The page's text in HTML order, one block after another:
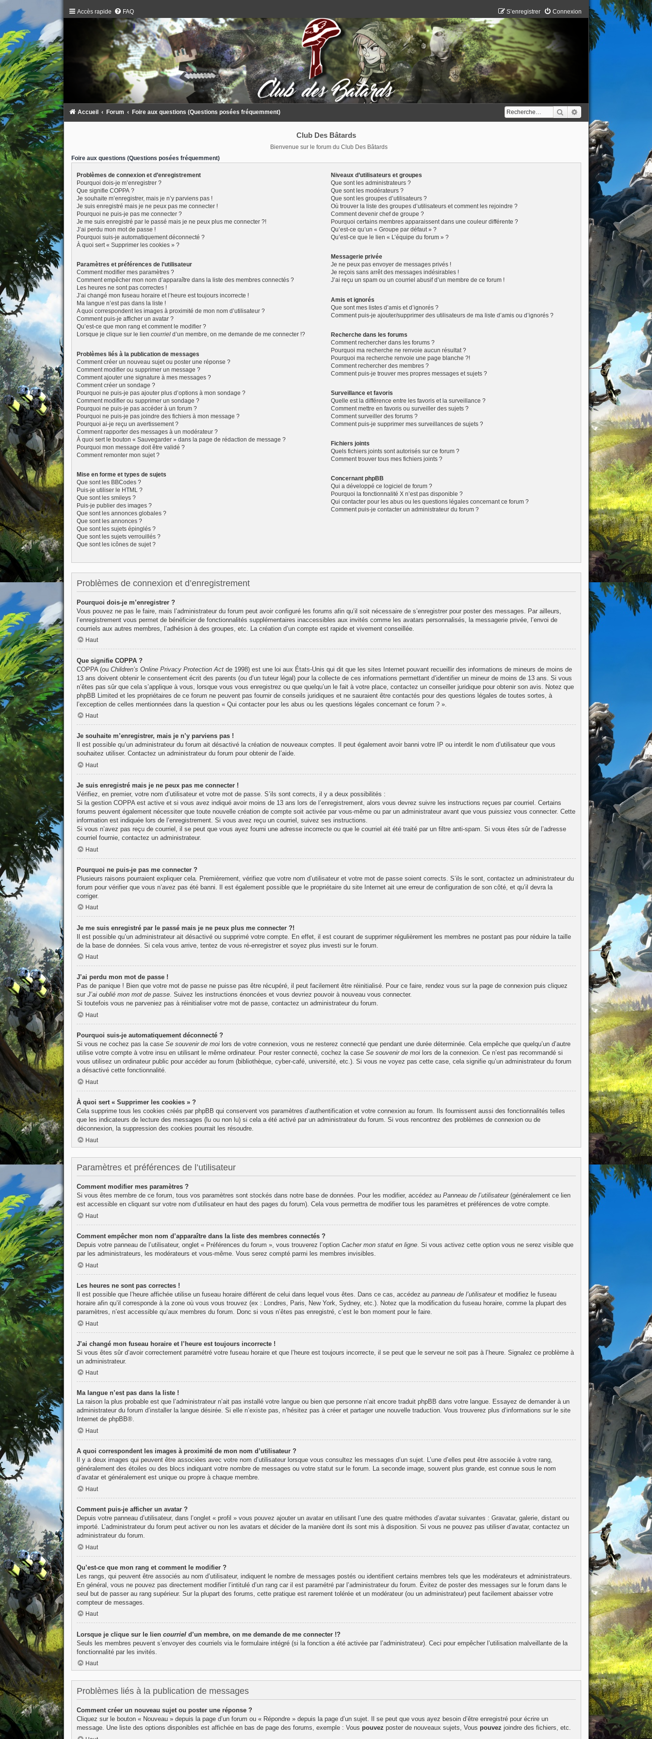
Accès rapide FAQ Connexion
S’enregistrer
Rechercher
Accueil Forum Foire aux questions (Questions posées fréquemment)
Club Des Bâtards
Bienvenue sur le forum du Club Des Bâtards
Foire aux questions (Questions posées fréquemment)
Problèmes de connexion et d’enregistrement
Pourquoi dois-je m’enregistrer ?
Que signifie COPPA ?
Je souhaite m’enregistrer, mais je n’y parviens pas !
Je suis enregistré mais je ne peux pas me connecter !
Pourquoi ne puis-je pas me connecter ?
Je me suis enregistré par le passé mais je ne peux plus me connecter ?!
J’ai perdu mon mot de passe !
Pourquoi suis-je automatiquement déconnecté ?
À quoi sert « Supprimer les cookies » ?
Paramètres et préférences de l’utilisateur
Comment modifier mes paramètres ?
Comment empêcher mon nom d’apparaître dans la liste des membres connectés ?
Les heures ne sont pas correctes !
J’ai changé mon fuseau horaire et l’heure est toujours incorrecte !
Ma langue n’est pas dans la liste !
A quoi correspondent les images à proximité de mon nom d’utilisateur ?
Comment puis-je afficher un avatar ?
Qu’est-ce que mon rang et comment le modifier ?
Lorsque je clique sur le lien courrield’un membre, on me demande de me connecter !?
Problèmes liés à la publication de messages
Comment créer un nouveau sujet ou poster une réponse ?
Comment modifier ou supprimer un message ?
Comment ajouter une signature à mes messages ?
Comment créer un sondage ?
Pourquoi ne puis-je pas ajouter plus d’options à mon sondage ?
Comment modifier ou supprimer un sondage ?
Pourquoi ne puis-je pas accéder à un forum ?
Pourquoi ne puis-je pas joindre des fichiers à mon message ?
Pourquoi ai-je reçu un avertissement ?
Comment rapporter des messages à un modérateur ?
À quoi sert le bouton « Sauvegarder » dans la page de rédaction de message ?
Pourquoi mon message doit être validé ?
Comment remonter mon sujet ?
Mise en forme et types de sujets
Que sont les BBCodes ?
Puis-je utiliser le HTML ?
Que sont les smileys ?
Puis-je publier des images ?
Que sont les annonces globales ?
Que sont les annonces ?
Que sont les sujets épinglés ?
Que sont les sujets verrouillés ?
Que sont les icônes de sujet ?
Niveaux d’utilisateurs et groupes
Que sont les administrateurs ?
Que sont les modérateurs ?
Que sont les groupes d’utilisateurs ?
Où trouver la liste des groupes d’utilisateurs et comment les rejoindre ?
Comment devenir chef de groupe ?
Pourquoi certains membres apparaissent dans une couleur différente ?
Qu’est-ce qu’un « Groupe par défaut » ?
Qu’est-ce que le lien « L’équipe du forum » ?
Messagerie privée
Je ne peux pas envoyer de messages privés !
Je reçois sans arrêt des messages indésirables !
J’ai reçu un spam ou un courriel abusif d’un membre de ce forum !
Amis et ignorés
Que sont mes listes d’amis et d’ignorés ?
Comment puis-je ajouter/supprimer des utilisateurs de ma liste d’amis ou d’ignorés ?
Recherche dans les forums
Comment rechercher dans les forums ?
Pourquoi ma recherche ne renvoie aucun résultat ?
Pourquoi ma recherche renvoie une page blanche ?!
Comment rechercher des membres ?
Comment puis-je trouver mes propres messages et sujets ?
Surveillance et favoris
Quelle est la différence entre les favoris et la surveillance ?
Comment mettre en favoris ou surveiller des sujets ?
Comment surveiller des forums ?
Comment puis-je supprimer mes surveillances de sujets ?
Fichiers joints
Quels fichiers joints sont autorisés sur ce forum ?
Comment trouver tous mes fichiers joints ?
Concernant phpBB
Qui a développé ce logiciel de forum ?
Pourquoi la fonctionnalité X n’est pas disponible ?
Qui contacter pour les abus ou les questions légales concernant ce forum ?
Comment puis-je contacter un administrateur du forum ?
Problèmes de connexion et d’enregistrement
Pourquoi dois-je m’enregistrer ?
Vous pouvez ne pas le faire, mais l’administrateur du forum peut avoir configuré les forums afin qu’il soit nécessaire de s’enregistrer pour poster des messages. Par ailleurs,
l’enregistrement vous permet de bénéficier de fonctionnalités supplémentaires inaccessibles aux invités comme les avatars personnalisés, la messagerie privée, l’envoi de
courriels aux autres membres, l’adhésion à des groupes, etc. La création d’un compte est rapide et vivement conseillée.
Haut
Que signifie COPPA ?
COPPA (ou Children’s Online Privacy Protection Actde 1998) est une loi aux États-Unis qui dit que les sites Internet pouvant recueillir des informations de mineurs de moins de
13 ans doivent obtenir le consentement écrit des parents (ou d’un tuteur légal) pour la collecte de ces informations permettant d’identifier un mineur de moins de 13 ans. Si vous
n’êtes pas sûr que cela s’applique à vous, lorsque vous vous enregistrez ou que quelqu’un le fait à votre place, contactez un conseiller juridique pour obtenir son avis. Notez que
phpBB Limited et les propriétaires de ce forum ne peuvent pas fournir de conseils juridiques et ne sauraient être contactés pour des questions légales de toutes sortes, à
l’exception de celles mentionnées dans la question « Qui contacter pour les abus ou les questions légales concernant ce forum ? ».
Haut
Je souhaite m’enregistrer, mais je n’y parviens pas !
Il est possible qu’un administrateur du forum ait désactivé la création de nouveaux comptes. Il peut également avoir banni votre IP ou interdit le nom d’utilisateur que vous
souhaitez utiliser. Contactez un administrateur du forum pour obtenir de l’aide.
Haut
Je suis enregistré mais je ne peux pas me connecter !
Vérifiez, en premier, votre nom d’utilisateur et votre mot de passe. S’ils sont corrects, il y a deux possibilités :
Si la gestion COPPA est active et si vous avez indiqué avoir moins de 13 ans lors de l’enregistrement, alors vous devrez suivre les instructions reçues par courriel. Certains
forums peuvent également nécessiter que toute nouvelle création de compte soit activée par vous-même ou par un administrateur avant que vous puissiez vous connecter. Cette
information est indiquée lors de l’enregistrement. Si vous avez reçu un courriel, suivez ses instructions.
Si vous n’avez pas reçu de courriel, il se peut que vous ayez fourni une adresse incorrecte ou que le courriel ait été traité par un filtre anti-spam. Si vous êtes sûr de l’adresse
courriel fournie, contactez un administrateur.
Haut
Pourquoi ne puis-je pas me connecter ?
Plusieurs raisons pourraient expliquer cela. Premièrement, vérifiez que votre nom d’utilisateur et votre mot de passe soient corrects. S’ils le sont, contactez un administrateur du
forum pour vérifier que vous n’avez pas été banni. Il est également possible que le propriétaire du site Internet ait une erreur de configuration de son côté, et qu’il devra la
corriger.
Haut
Je me suis enregistré par le passé mais je ne peux plus me connecter ?!
Il est possible qu’un administrateur ait désactivé ou supprimé votre compte. En effet, il est courant de supprimer régulièrement les membres ne postant pas pour réduire la taille
de la base de données. Si cela vous arrive, tentez de vous ré-enregistrer et soyez plus investi sur le forum.
Haut
J’ai perdu mon mot de passe !
Pas de panique ! Bien que votre mot de passe ne puisse pas être récupéré, il peut facilement être réinitialisé. Pour ce faire, rendez vous sur la page de connexion puis cliquez
sur J’ai oublié mon mot de passe. Suivez les instructions énoncées et vous devriez pouvoir à nouveau vous connecter.
Si toutefois vous ne parveniez pas à réinitialiser votre mot de passe, contactez un administrateur du forum.
Haut
Pourquoi suis-je automatiquement déconnecté ?
Si vous ne cochez pas la case Se souvenir de moilors de votre connexion, vous ne resterez connecté que pendant une durée déterminée. Cela empêche que quelqu’un d’autre
utilise votre compte à votre insu en utilisant le même ordinateur. Pour rester connecté, cochez la case Se souvenir de moilors de la connexion. Ce n’est pas recommandé si
vous utilisez un ordinateur public pour accéder au forum (bibliothèque, cyber-café, université, etc.). Si vous ne voyez pas cette case, cela signifie qu’un administrateur du forum
a désactivé cette fonctionnalité.
Haut
À quoi sert « Supprimer les cookies » ?
Cela supprime tous les cookies créés par phpBB qui conservent vos paramètres d’authentification et votre connexion au forum. Ils fournissent aussi des fonctionnalités telles
que les indicateurs de lecture des messages (lu ou non lu) si cela a été activé par un administrateur du forum. Si vous rencontrez des problèmes de connexion ou de
déconnexion, la suppression des cookies pourrait les résoudre.
Haut
Paramètres et préférences de l’utilisateur
Comment modifier mes paramètres ?
Si vous êtes membre de ce forum, tous vos paramètres sont stockés dans notre base de données. Pour les modifier, accédez au Panneau de l’utilisateur(généralement ce lien
est accessible en cliquant sur votre nom d’utilisateur en haut des pages du forum). Cela vous permettra de modifier tous les paramètres et préférences de votre compte.
Haut
Comment empêcher mon nom d’apparaître dans la liste des membres connectés ?
Depuis votre panneau de l’utilisateur, onglet « Préférences du forum », vous trouverez l’option Cacher mon statut en ligne. Si vous activez cette option vous ne serez visible que
par les administrateurs, les modérateurs et vous-même. Vous serez compté parmi les membres invisibles.
Haut
Les heures ne sont pas correctes !
Il est possible que l’heure affichée utilise un fuseau horaire différent de celui dans lequel vous êtes. Dans ce cas, accédez au panneau de l’utilisateuret modifiez le fuseau
horaire afin qu’il corresponde à la zone où vous vous trouvez (ex : Londres, Paris, New York, Sydney, etc.). Notez que la modification du fuseau horaire, comme la plupart des
paramètres, n’est accessible qu’aux membres du forum. Donc si vous n’êtes pas enregistré, c’est le bon moment pour le faire.
Haut
J’ai changé mon fuseau horaire et l’heure est toujours incorrecte !
Si vous êtes sûr d’avoir correctement paramétré votre fuseau horaire et que l’heure est toujours incorrecte, il se peut que le serveur ne soit pas à l’heure. Signalez ce problème à
un administrateur.
Haut
Ma langue n’est pas dans la liste !
La raison la plus probable est que l’administrateur n’ait pas installé votre langue ou bien que personne n’ait encore traduit phpBB dans votre langue. Essayez de demander à un
administrateur du forum d’installer la langue désirée. Si elle n’existe pas, n’hésitez pas à créer et partager une nouvelle traduction. Vous trouverez plus d’informations sur le site
Internet de phpBB®.
Haut
A quoi correspondent les images à proximité de mon nom d’utilisateur ?
Il y a deux images qui peuvent être associées avec votre nom d’utilisateur lorsque vous consultez les messages d’un sujet. L’une d’elles peut être associée à votre rang,
généralement des étoiles ou des blocs indiquant votre nombre de messages ou votre statut sur le forum. La seconde image, souvent plus grande, est connue sous le nom
d’avatar et généralement est unique ou propre à chaque membre.
Haut
Comment puis-je afficher un avatar ?
Depuis votre panneau d’utilisateur, dans l’onglet « profil » vous pouvez ajouter un avatar en utilisant l’une des quatre méthodes d’avatar suivantes : Gravatar, galerie, distant ou
importé. L’administrateur du forum peut activer ou non les avatars et décider de la manière dont ils sont mis à disposition. Si vous ne pouvez pas utiliser d’avatar, contactez un
administrateur du forum.
Haut
Qu’est-ce que mon rang et comment le modifier ?
Les rangs, qui peuvent être associés au nom d’utilisateur, indiquent le nombre de messages postés ou identifient certains membres tels que les modérateurs et administrateurs.
En général, vous ne pouvez pas directement modifier l’intitulé d’un rang car il est paramétré par l’administrateur du forum. Évitez de poster des messages sur le forum dans le
seul but de passer au rang supérieur. Sur la plupart des forums, cette pratique est rarement tolérée et un modérateur (ou un administrateur) peut facilement abaisser votre
compteur de messages.
Haut
Lorsque je clique sur le lien courrield’un membre, on me demande de me connecter !?
Seuls les membres peuvent s’envoyer des courriels via le formulaire intégré (si la fonction a été activée par l’administrateur). Ceci pour empêcher l’utilisation malveillante de la
fonctionnalité par les invités.
Haut
Problèmes liés à la publication de messages
Comment créer un nouveau sujet ou poster une réponse ?
Cliquez sur le bouton « Nouveau » depuis la page d’un forum ou « Répondre » depuis la page d’un sujet. Il se peut que vous ayez besoin d’être enregistré pour écrire un
message. Une liste des options disponibles est affichée en bas de page des forums, exemple : Vous pouvez poster de nouveaux sujets, Vous pouvez joindre des fichiers, etc.